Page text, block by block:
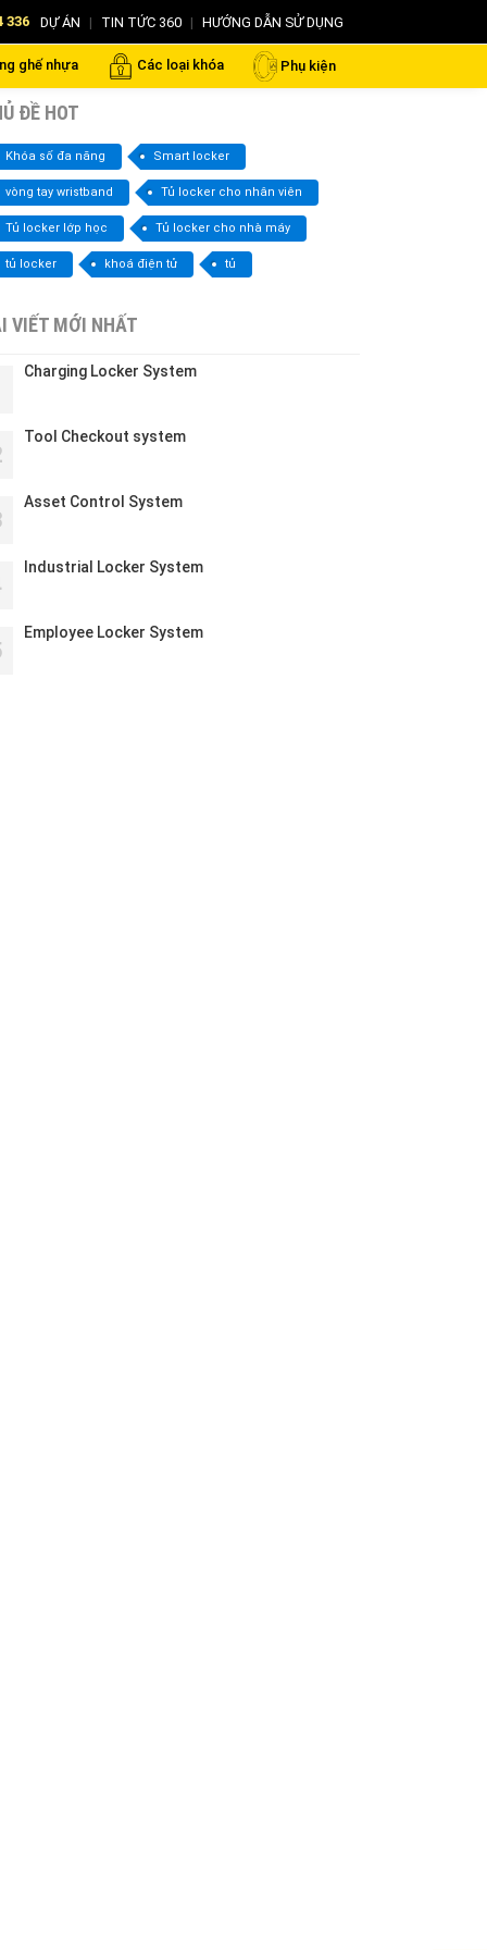
336 DỰ ÁN | TIN TỨC 360 | HƯỚNG DẪN SỬ DỤNG
ghế nhựa Các loại khóa Phụ kiện
ĐỀ HOT
Khóa số đa năng Smart locker
vòng tay wristband Tủ locker cho nhân viên
Tủ locker lớp học Tủ locker cho nhà máy
tủ locker khoá điện tử tủ
VIẾT MỚI NHẤT
Charging Locker System
Tool Checkout system
Asset Control System
Industrial Locker System
Employee Locker System